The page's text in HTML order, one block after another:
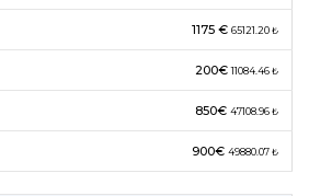
1175 € 65121.20 ₺
200€ 11084.46 ₺
850€ 47108.96 ₺
900€ 49880.07 ₺